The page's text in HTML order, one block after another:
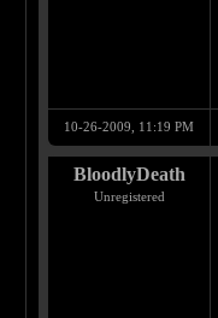
10-26-2009, 11:19 PM
BloodlyDeath
Unregistered